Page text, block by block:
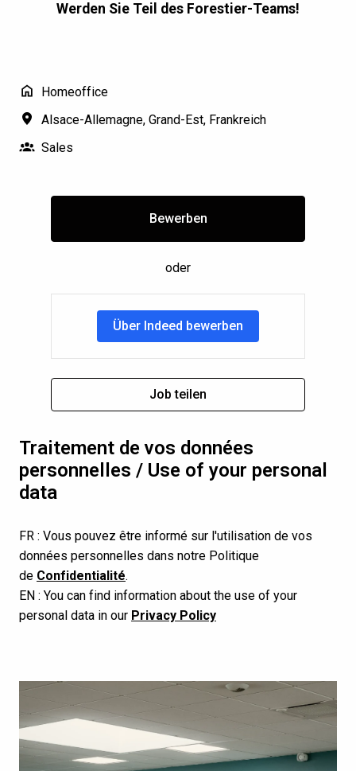
Werden Sie Teil des Forestier-Teams!
Homeoffice
Alsace-Allemagne, Grand-Est, Frankreich
Sales
Bewerben
oder
Über Indeed bewerben
Job teilen
Traitement de vos données
personnelles / Use of your personal
data
FR : Vous pouvez être informé sur l'utilisation de vos
données personnelles dans notre Politique
de Confidentialité.
EN : You can find information about the use of your
personal data in our Privacy Policy